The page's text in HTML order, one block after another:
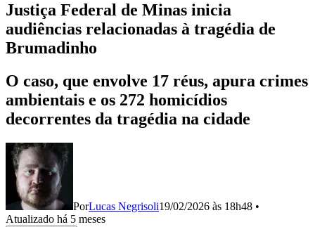
Justiça Federal de Minas inicia
audiências relacionadas à tragédia de
Brumadinho
O caso, que envolve 17 réus, apura crimes
ambientais e os 272 homicídios
decorrentes da tragédia na cidade
PorLucas Negrisoli19/02/2026 às 18h48 •
Atualizado há 5 meses